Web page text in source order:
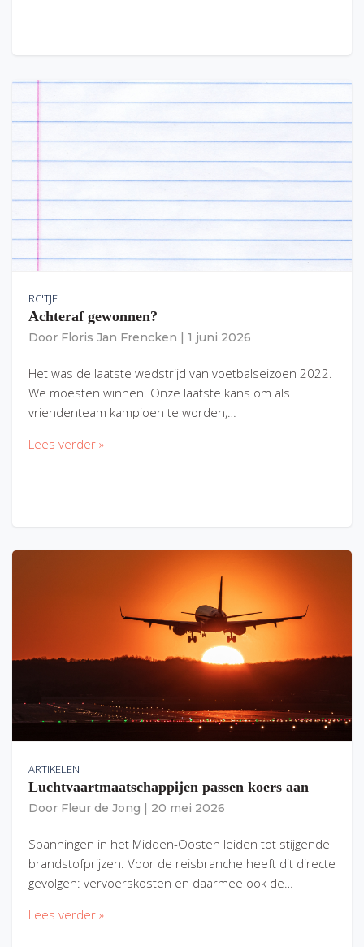
RC'TJE
Achteraf gewonnen?
Door Floris Jan Frencken 1 juni 2026
Het was de laatste wedstrijd van voetbalseizoen 2022.
We moesten winnen. Onze laatste kans om als
vriendenteam kampioen te worden,…
Lees verder »
ARTIKELEN
Luchtvaartmaatschappijen passen koers aan
Door Fleur de Jong 20 mei 2026
Spanningen in het Midden-Oosten leiden tot stijgende
brandstofprijzen. Voor de reisbranche heeft dit directe
gevolgen: vervoerskosten en daarmee ook de…
Lees verder »